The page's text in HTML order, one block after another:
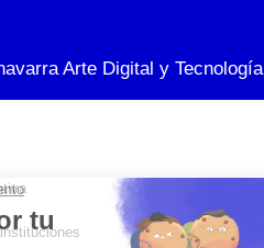
Arte Digital y Tecnología